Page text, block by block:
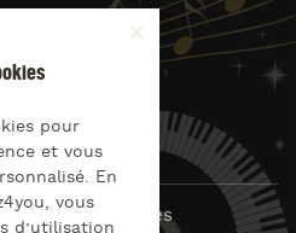
droits réservés
pour
et vous
En
vous
d’utilisation